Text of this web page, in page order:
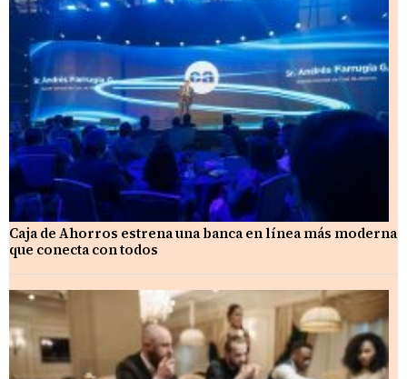
Caja de Ahorros estrena una banca en línea más moderna
que conecta con todos